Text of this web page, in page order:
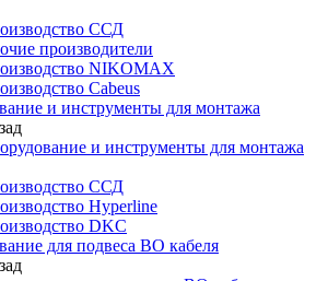
ССД
производители
NIKOMAX
Cabeus
и инструменты для монтажа
и инструменты для монтажа
ССД
Hyperline
DKC
для подвеса ВО кабеля